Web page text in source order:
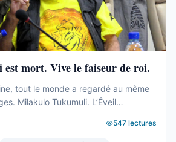
est mort. Vive le faiseur de roi.
tout le monde a regardé au même
Milakulo Tukumuli. L’Éveil
2019, la formule était connue : quand
547 lectures